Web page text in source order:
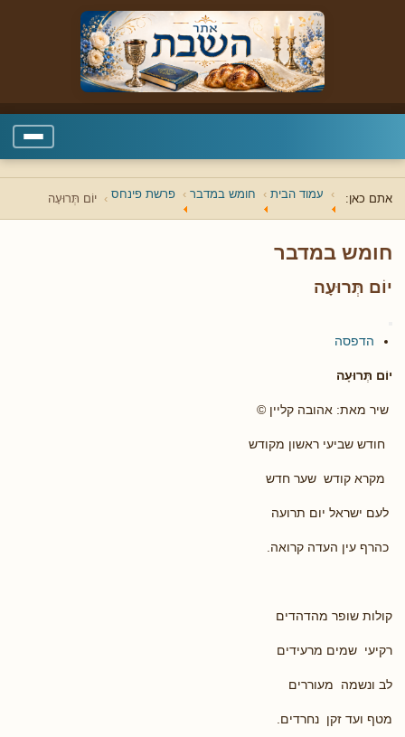
אתם כאן: עמוד הבית חומש במדבר פרשת פינחס יוֹם תְּרוּעָה
חומש במדבר
יוֹם תְּרוּעָה
הדפסה
יוֹם תְּרוּעָה
שיר מאת: אהובה קליין ©
חודש שביעי ראשון מקודש
מקרא קודש שער חדש
לעם ישראל יום תרועה
כהרף עין העדה קרואה.
קולות שופר מהדהדים
רקיעי שמים מרעידים
לב ונשמה מעוררים
מטף ועד זקן נחרדים.